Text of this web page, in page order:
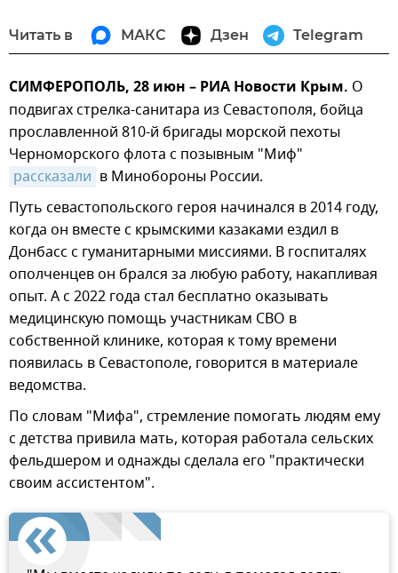
Читать в МАКС Дзен Telegram
СИМФЕРОПОЛЬ, 28 июн – РИА Новости Крым. О
подвигах стрелка-санитара из Севастополя, бойца
прославленной 810-й бригады морской пехоты
Черноморского флота с позывным "Миф"
рассказали в Минобороны России.
Путь севастопольского героя начинался в 2014 году,
когда он вместе с крымскими казаками ездил в
Донбасс с гуманитарными миссиями. В госпиталях
ополченцев он брался за любую работу, накапливая
опыт. А с 2022 года стал бесплатно оказывать
медицинскую помощь участникам СВО в
собственной клинике, которая к тому времени
появилась в Севастополе, говорится в материале
ведомства.
По словам "Мифа", стремление помогать людям ему
с детства привила мать, которая работала сельских
фельдшером и однажды сделала его "практически
своим ассистентом".